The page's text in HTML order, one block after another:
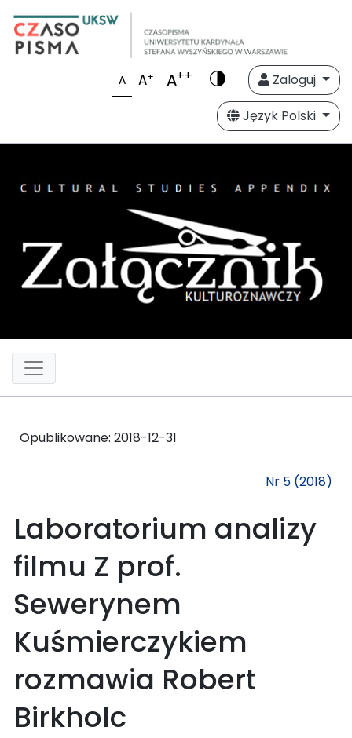
A A+ A++
Zaloguj
Język Polski
Opublikowane: 2018-12-31
Nr 5 (2018)
Laboratorium analizy
filmu Z prof.
Sewerynem
Kuśmierczykiem
rozmawia Robert
Birkholc